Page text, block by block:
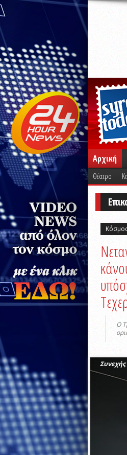
Αρχική
Θέατρο
Ο